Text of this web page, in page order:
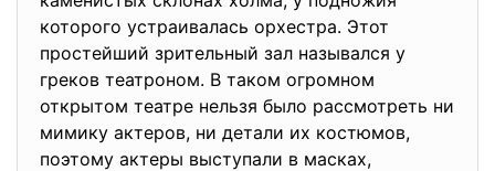
которого устраивалась орхестра. Этот
простейший зрительный зал назывался у
греков театроном. В таком огромном
открытом театре нельзя было рассмотреть ни
мимику актеров, ни детали их костюмов,
поэтому актеры выступали в масках,